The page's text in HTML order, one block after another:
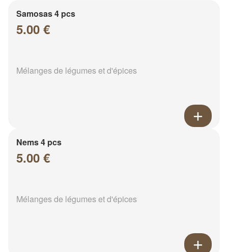
Samosas 4 pcs
5.00 €
Mélanges de légumes et d'épices
Nems 4 pcs
5.00 €
Mélanges de légumes et d'épices